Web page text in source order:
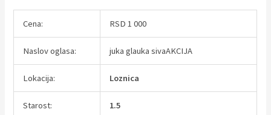
Cena: RSD 1 000
Naslov oglasa: juka glauka sivaAKCIJA
Lokacija: Loznica
Starost: 1.5